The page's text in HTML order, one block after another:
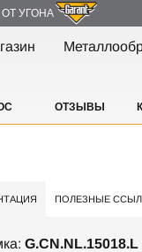
УГОНА
ОТЗЫВЫ
ПОЛЕЗНЫЕ
G.CN.NL.15018.L